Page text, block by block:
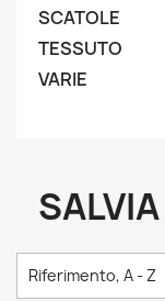
SCATOLE
TESSUTO
VARIE
Riferimento, A - Z